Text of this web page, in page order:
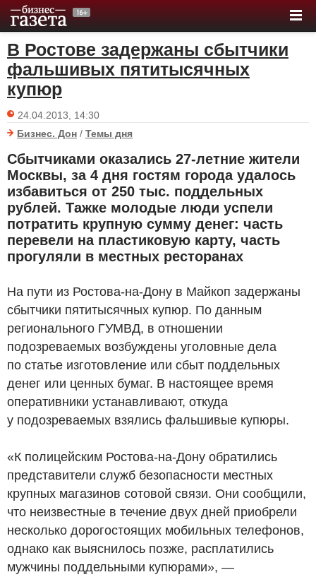
В Ростове задержаны сбытчики
фальшивых пятитысячных
купюр
24.04.2013, 14:30
Бизнес. Дон / Темы дня
Сбытчиками оказались 27-летние жители
Москвы, за 4 дня гостям города удалось
избавиться от 250 тыс. поддельных
рублей. Тажке молодые люди успели
потратить крупную сумму денег: часть
перевели на пластиковую карту, часть
прогуляли в местных ресторанах
На пути из Ростова-на-Дону в Майкоп задержаны
сбытчики пятитысячных купюр. По данным
регионального ГУМВД, в отношении
подозреваемых возбуждены уголовные дела
по статье изготовление или сбыт поддельных
денег или ценных бумаг. В настоящее время
оперативники устанавливают, откуда
у подозреваемых взялись фальшивые купюры.
«К полицейским Ростова-на-Дону обратились
представители служб безопасности местных
крупных магазинов сотовой связи. Они сообщили,
что неизвестные в течение двух дней приобрели
несколько дорогостоящих мобильных телефонов,
однако как выяснилось позже, расплатились
мужчины поддельными купюрами», —